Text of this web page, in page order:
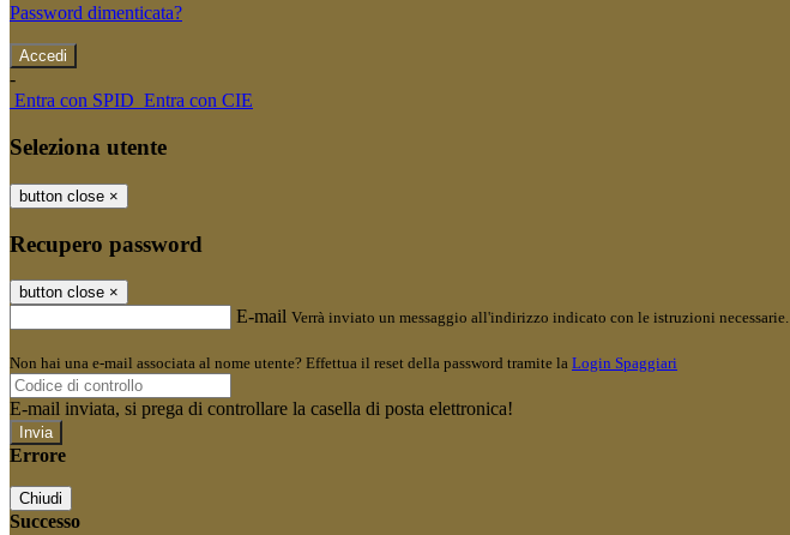
Password dimenticata?
-
Entra con SPID Entra con CIE
Seleziona utente
button close ×
Recupero password
button close ×
E-mail Verrà inviato un messaggio all'indirizzo indicato con le istruzioni necessarie.
Non hai una e-mail associata al nome utente? Effettua il reset della password tramite la Login Spaggiari
E-mail inviata, si prega di controllare la casella di posta elettronica!
Errore
Chiudi
Successo